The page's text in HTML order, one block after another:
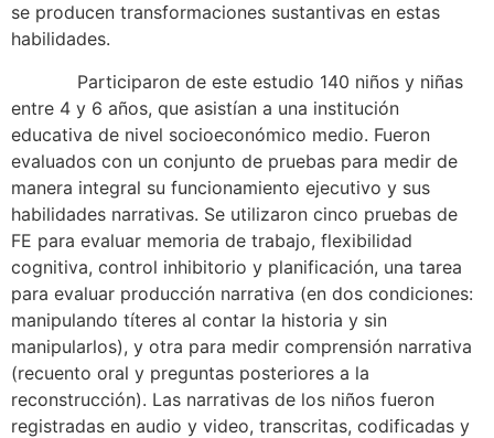
se producen transformaciones sustantivas en estas
habilidades.
Participaron de este estudio 140 niños y niñas
entre 4 y 6 años, que asistían a una institución
educativa de nivel socioeconómico medio. Fueron
evaluados con un conjunto de pruebas para medir de
manera integral su funcionamiento ejecutivo y sus
habilidades narrativas. Se utilizaron cinco pruebas de
FE para evaluar memoria de trabajo, flexibilidad
cognitiva, control inhibitorio y planificación, una tarea
para evaluar producción narrativa (en dos condiciones:
manipulando títeres al contar la historia y sin
manipularlos), y otra para medir comprensión narrativa
(recuento oral y preguntas posteriores a la
reconstrucción). Las narrativas de los niños fueron
registradas en audio y video, transcritas, codificadas y